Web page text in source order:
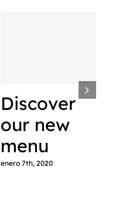
Discover
our new
menu
enero 7th, 2020